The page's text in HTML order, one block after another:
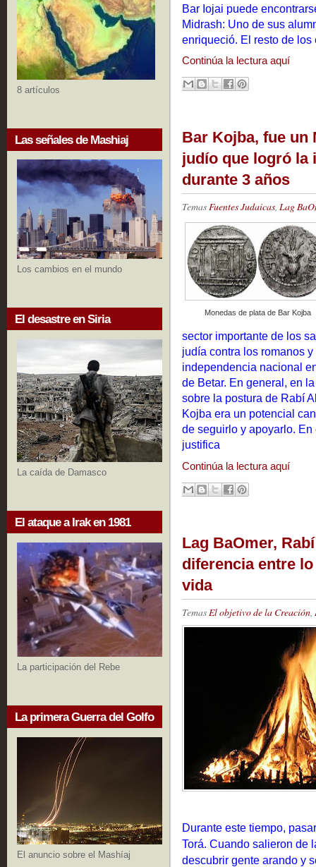
8 artículos
Las señales de Mashiaj
Los cambios en el mundo
El desastre en Siria
La caída de Damasco
El ataque a Irak en 1981
La participación del Rebe
La primera Guerra del Golfo
El anuncio sobre el Mashíaj
Bar Iojai puede
Midrash: Uno de sus
enriqueció. El resto de
Continúa la lectura aquí
Bar Kojba, fue un
judío que logró la
durante 3 años
TemasFuentes Judaicas, Lag
Monedas de plata de Bar Kojba
sector importante de los
judía contra los romanos
independencia nacional
de Betar. En general, en
sobre la postura de Rabí
Kojba era un potencial
de seguirlo y apoyarlo. En
justifica
Continúa la lectura aquí
Lag BaOmer,
diferencia entre
vida
Temas El objetivo de la Creación
Durante este tiempo,
Torá. Cuando salieron de
descubrir gente arando y